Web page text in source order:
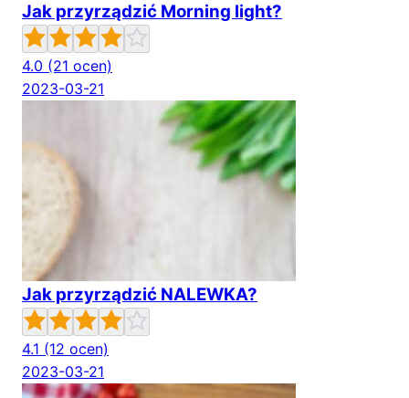
Jak przyrządzić Morning light?
4.0 (21 ocen)
2023-03-21
Jak przyrządzić NALEWKA?
4.1 (12 ocen)
2023-03-21